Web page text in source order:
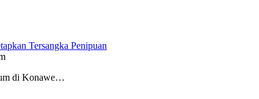
Tersangka Penipuan
di Konawe…